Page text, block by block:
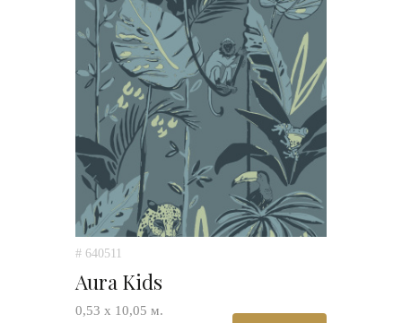
# 640511
Aura Kids
0,53 х 10,05 м.